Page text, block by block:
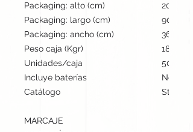
Packaging: alto (cm)
20
Packaging: largo (cm)
90
Packaging: ancho (cm)
36
Peso caja (Kgr)
18
Unidades/caja
50
Incluye baterías
No
Catálogo
Stock
MARCAJE